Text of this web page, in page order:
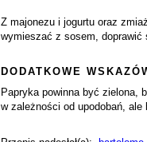
Z majonezu i jogurtu oraz
wymieszać z sosem, doprawić
DODATKOWE
Papryka powinna być zielona,
w zależności od upodobań, ale